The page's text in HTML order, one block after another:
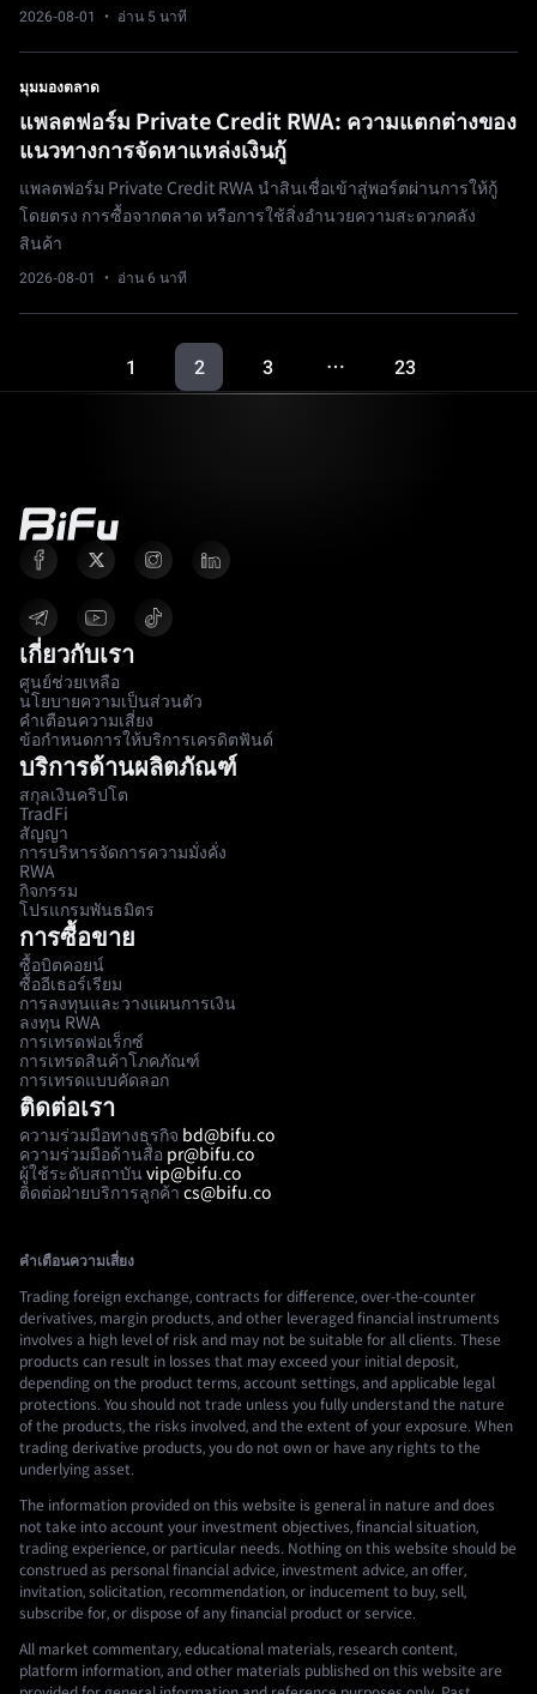
2026-08-01 · อ่าน 5 นาที
มุมมองตลาด
แพลตฟอร์ม Private Credit RWA: ความแตกต่างของ
แนวทางการจัดหาแหล่งเงินกู้
แพลตฟอร์ม Private Credit RWA นำสินเชื่อเข้าสู่พอร์ตผ่านการให้กู้
โดยตรง การซื้อจากตลาด หรือการใช้สิ่งอำนวยความสะดวกคลัง
สินค้า
2026-08-01 · อ่าน 6 นาที
1 2 3 … 23
เกี่ยวกับเรา
ศูนย์ช่วยเหลือ
นโยบายความเป็นส่วนตัว
คำเตือนความเสี่ยง
ข้อกำหนดการให้บริการเครดิตฟันด์
บริการด้านผลิตภัณฑ์
สกุลเงินคริปโต
TradFi
สัญญา
การบริหารจัดการความมั่งคั่ง
RWA
กิจกรรม
โปรแกรมพันธมิตร
การซื้อขาย
ซื้อบิตคอยน์
ซื้ออีเธอร์เรียม
การลงทุนและวางแผนการเงิน
ลงทุน RWA
การเทรดฟอเร็กซ์
การเทรดสินค้าโภคภัณฑ์
การเทรดแบบคัดลอก
ติดต่อเรา
ความร่วมมือทางธุรกิจ bd@bifu.co
ความร่วมมือด้านสื่อ pr@bifu.co
ผู้ใช้ระดับสถาบัน vip@bifu.co
ติดต่อฝ่ายบริการลูกค้า cs@bifu.co
คำเตือนความเสี่ยง
Trading foreign exchange, contracts for difference, over-the-counter
derivatives, margin products, and other leveraged financial instruments
involves a high level of risk and may not be suitable for all clients. These
products can result in losses that may exceed your initial deposit,
depending on the product terms, account settings, and applicable legal
protections. You should not trade unless you fully understand the nature
of the products, the risks involved, and the extent of your exposure. When
trading derivative products, you do not own or have any rights to the
underlying asset.
The information provided on this website is general in nature and does
not take into account your investment objectives, financial situation,
trading experience, or particular needs. Nothing on this website should be
construed as personal financial advice, investment advice, an offer,
invitation, solicitation, recommendation, or inducement to buy, sell,
subscribe for, or dispose of any financial product or service.
All market commentary, educational materials, research content,
platform information, and other materials published on this website are